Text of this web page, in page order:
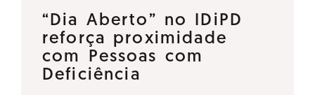
“Dia Aberto” no IDiPD
reforça proximidade
com Pessoas com
Deficiência